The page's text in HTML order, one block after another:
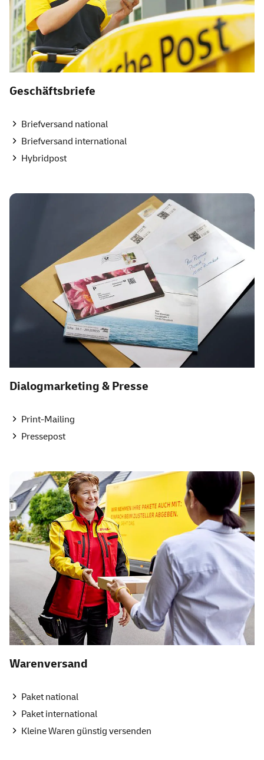
Geschäftsbriefe
Briefversand national
Briefversand international
Hybridpost
Dialogmarketing & Presse
Print-Mailing
Pressepost
Warenversand
Paket national
Paket international
Kleine Waren günstig versenden